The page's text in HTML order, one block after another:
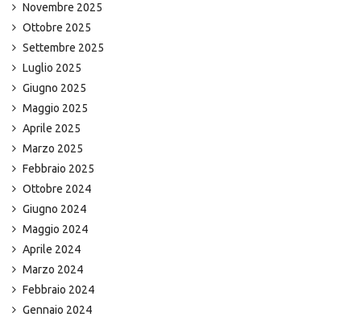
Novembre 2025
Ottobre 2025
Settembre 2025
Luglio 2025
Giugno 2025
Maggio 2025
Aprile 2025
Marzo 2025
Febbraio 2025
Ottobre 2024
Giugno 2024
Maggio 2024
Aprile 2024
Marzo 2024
Febbraio 2024
Gennaio 2024